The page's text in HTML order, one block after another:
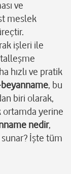
ve
meslek
işleri ile
hızlı ve pratik
, bu
biri olarak,
yerine
nedir,
sunar? İşte tüm